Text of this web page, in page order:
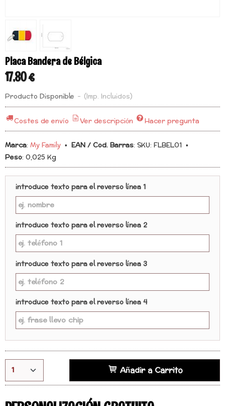
Placa Bandera de Bélgica
17,80 €
Producto Disponible - (Imp. Incluidos)
Costes de envío Ver descripción
Hacer pregunta
Marca: My Family • EAN / Cod. Barras: SKU: FLBEL01 •
Peso: 0,025 Kg
introduce texto para el reverso línea 1
introduce texto para el reverso línea 2
introduce texto para el reverso línea 3
introduce texto para el reverso línea 4
Añadir a Carrito